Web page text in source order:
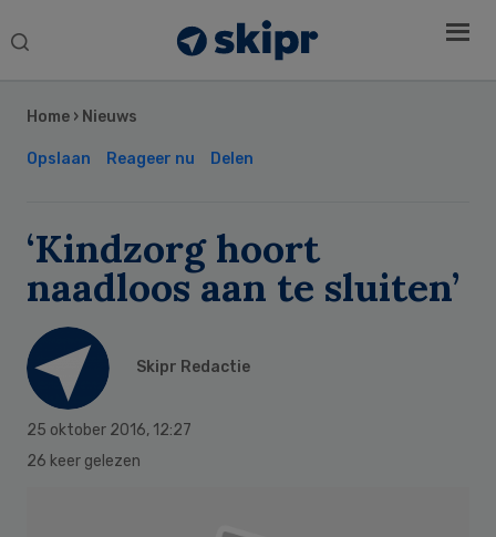
Search
Home › Nieuws
Opslaan Reageer nu Delen
‘Kindzorg hoort
naadloos aan te sluiten’
Skipr Redactie
25 oktober 2016, 12:27
26 keer gelezen
Sidebar